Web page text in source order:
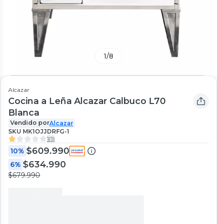
1/8
Alcazar
Cocina a Leña Alcazar Calbuco L70
Blanca
Vendido porAlcazar
SKU MK1OJJDRFG-1
1(1)
10% $609.990
6% $634.990
$679.990